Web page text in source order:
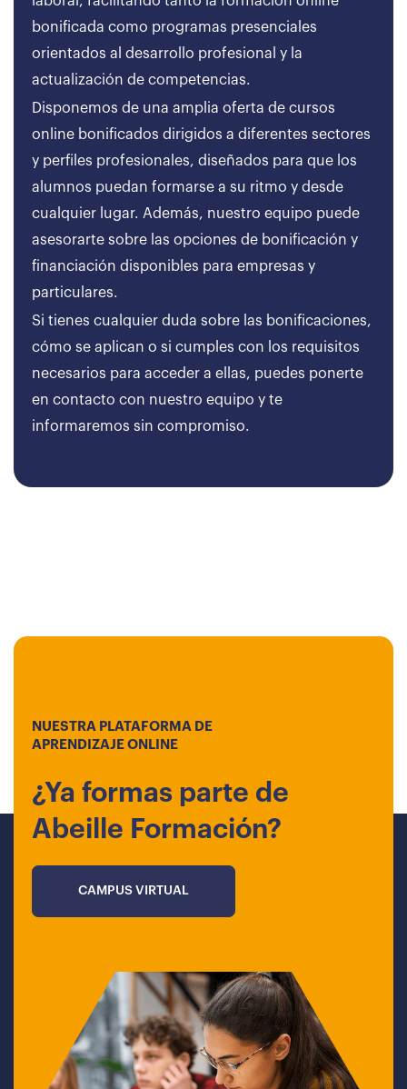
bonificada como programas presenciales
orientados al desarrollo profesional y la
actualización de competencias.
Disponemos de una amplia oferta de cursos
online bonificados dirigidos a diferentes sectores
y perfiles profesionales, diseñados para que los
alumnos puedan formarse a su ritmo y desde
cualquier lugar. Además, nuestro equipo puede
asesorarte sobre las opciones de bonificación y
financiación disponibles para empresas y
particulares.
Si tienes cualquier duda sobre las bonificaciones,
cómo se aplican o si cumples con los requisitos
necesarios para acceder a ellas, puedes ponerte
en contacto con nuestro equipo y te
informaremos sin compromiso.
NUESTRA PLATAFORMA DE
APRENDIZAJE ONLINE
¿Ya formas parte de
Abeille Formación?
CAMPUS VIRTUAL